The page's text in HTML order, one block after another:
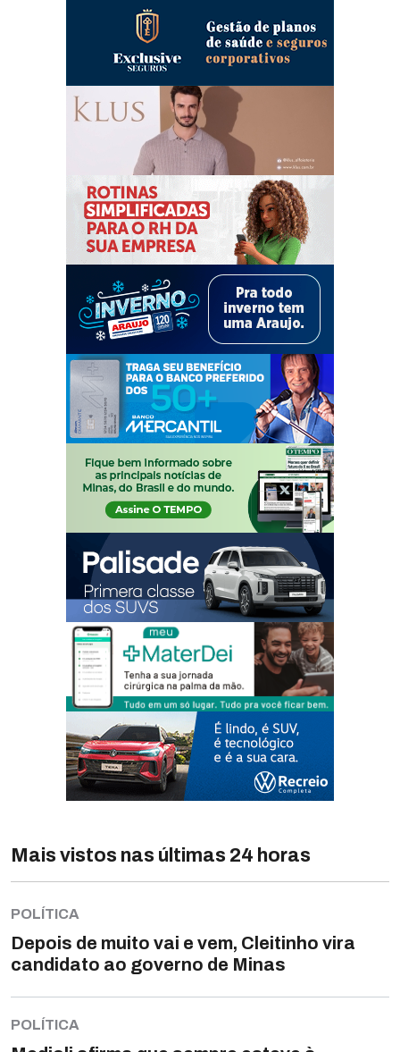
Mais vistos nas últimas 24 horas
POLÍTICA
Depois de muito vai e vem, Cleitinho vira
candidato ao governo de Minas
POLÍTICA